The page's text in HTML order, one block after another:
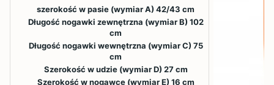
szerokość w pasie (wymiar A) 42/43 cm
Długość nogawki zewnętrzna (wymiar B) 102
cm
Długość nogawki wewnętrzna (wymiar C) 75
cm
Szerokość w udzie (wymiar D) 27 cm
Szerokość w nogawce (wymiar E) 16 cm